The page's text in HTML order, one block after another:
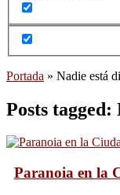
Portada » Nadie está
Posts tagged:
Paranoia en la